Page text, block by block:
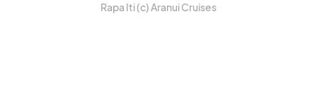
Rapa Iti (c) Ara­nui Crui­ses